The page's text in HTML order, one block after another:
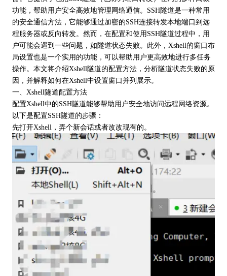
功能，帮助用户安全高效地管理网络通信。SSH隧道是一种常用
的安全通信方法，它能够通过加密的SSH连接转发本地端口到远
程服务器或反向转发。然而，在配置和使用SSH隧道过程中，用
户可能会遇到一些问题，如隧道状态失败。此外，Xshell的窗口布
局设置也是一个实用的功能，可以帮助用户更高效地进行多任务
操作。本文将介绍Xshell隧道的配置方法，分析隧道状态失败的原
因，并解释如何在Xshell中设置窗口并列展示。
一、Xshell隧道配置方法
配置Xshell中的SSH隧道能够帮助用户安全地访问远程网络资源。
以下是配置SSH隧道的步骤：
先打开Xshell，弄个新会话或者改改现有的。